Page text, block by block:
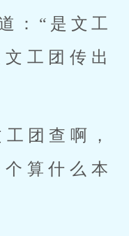
：“是文工
工团传出
团查啊，
算什么本